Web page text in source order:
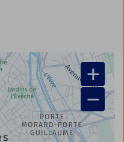
+
−